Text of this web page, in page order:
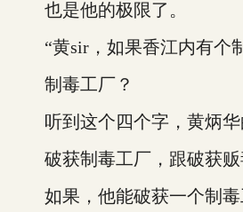
也是他的极限了。
“黄sir，如果香江内有个制
制毒工厂？
听到这个四个字，黄炳华
破获制毒工厂，跟破获贩
如果，他能破获一个制毒